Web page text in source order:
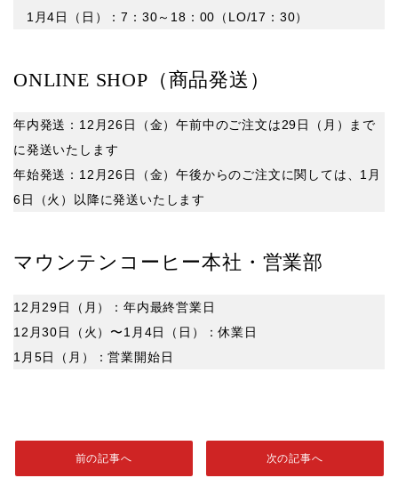
1月4日（日）：7：30～18：00（LO/17：30）
ONLINE SHOP（商品発送）
年内発送：12月26日（金）午前中のご注文は29日（月）まで
に発送いたします
年始発送：12月26日（金）午後からのご注文に関しては、1月
6日（火）以降に発送いたします
マウンテンコーヒー本社・営業部
12月29日（月）：年内最終営業日
12月30日（火）〜1月4日（日）：休業日
1月5日（月）：営業開始日
前の記事へ 次の記事へ